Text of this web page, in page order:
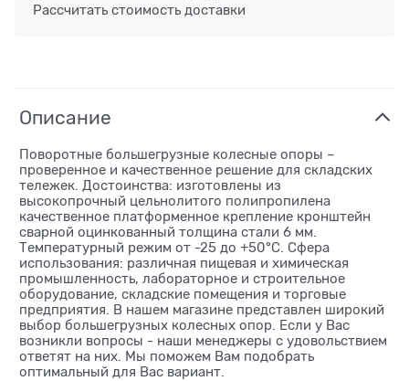
Рассчитать стоимость доставки
Описание
Поворотные большегрузные колесные опоры –
проверенное и качественное решение для складских
тележек. Достоинства: изготовлены из
высокопрочный цельнолитого полипропилена
качественное платформенное крепление кронштейн
сварной оцинкованный толщина стали 6 мм.
Температурный режим от -25 до +50°С. Сфера
использования: различная пищевая и химическая
промышленность, лабораторное и строительное
оборудование, складские помещения и торговые
предприятия. В нашем магазине представлен широкий
выбор большегрузных колесных опор. Если у Вас
возникли вопросы - наши менеджеры с удовольствием
ответят на них. Мы поможем Вам подобрать
оптимальный для Вас вариант.